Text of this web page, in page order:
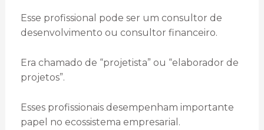
Esse profissional pode ser um consultor de
desenvolvimento ou consultor financeiro.
Era chamado de “projetista” ou “elaborador de
projetos”.
Esses profissionais desempenham importante
papel no ecossistema empresarial.